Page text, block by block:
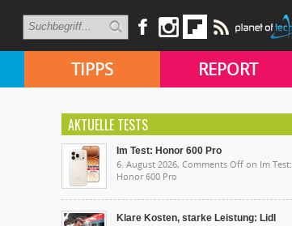
TIPPS REPORT
AKTUELLE TESTS
Im Test: Honor 600 Pro
6. August 2026, Comments Off on Im Test:
Honor 600 Pro
Klare Kosten, starke Leistung: Lidl